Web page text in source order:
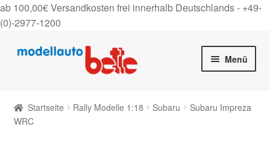
ab 100,00€ Versandkosten frei innerhalb Deutschlands - +49-
(0)-2977-1200
Zur
Zum
Menü
Shop
Startseite Rally Modelle 1:18 Subaru
Subaru Impreza
WRC